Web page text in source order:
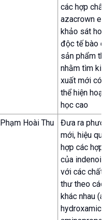
các hợp chất
azacrown
khảo sát
độc tế bào
sản phẩm
nhằm tìm
xuất mới có
thể hiện hoạt
học cao
Phạm Hoài Thu
Đưa ra
mới, hiệu
hợp các hợp
của
với các chất
thư theo các
khác nhau
hydroxamic,